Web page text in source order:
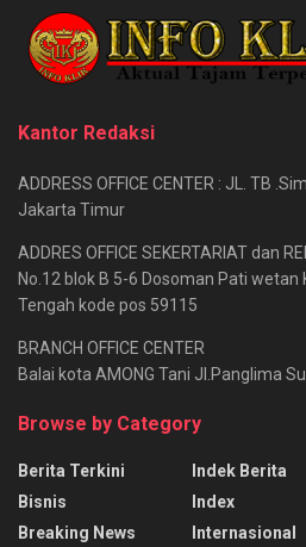
Kantor Redaksi
ADDRESS OFFICE CENTER : JL. TB
Jakarta Timur
ADDRES OFFICE SEKERTARIAT dan
No.12 blok B 5-6 Dosoman Pati
Tengah kode pos 59115
BRANCH OFFICE CENTER
Balai kota AMONG Tani Jl.Panglima
Browse by Category
Berita Terkini
Bisnis
Breaking News
Indek Berita
Index
Internasional